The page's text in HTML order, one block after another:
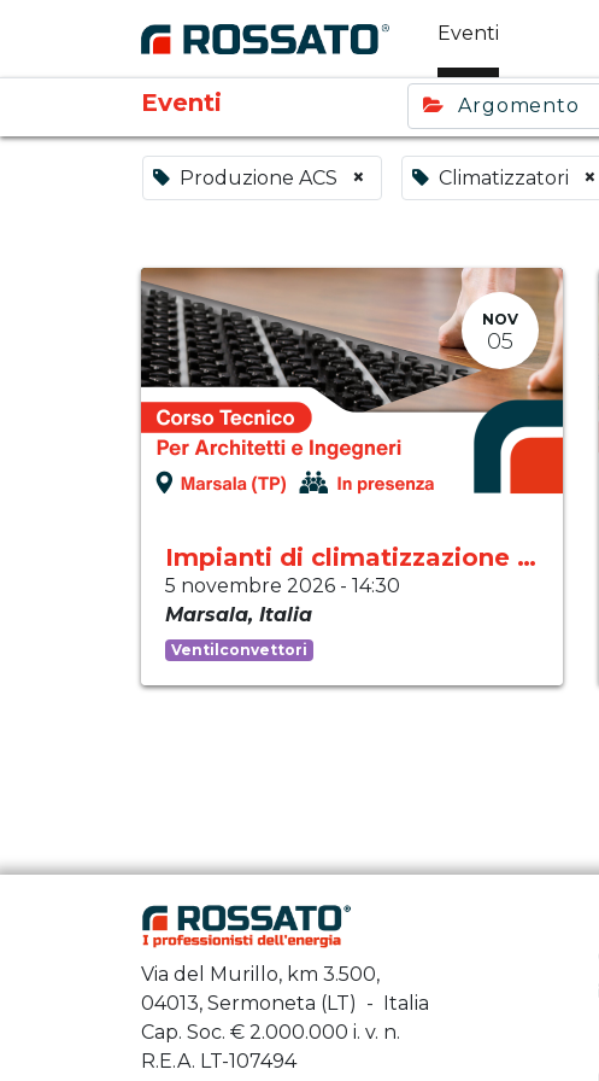
Eventi
Eventi Argomento
Produzione ACS × Climatizzatori ×
NOV
05
Impianti di climatizzazione moderni
5 novembre 2026 - 14:30
Marsala, Italia
Ventilconvettori
Via del Murillo, km 3.500,
04013, Sermoneta (LT) - Italia
Cap. Soc. € 2.000.000 i. v. n.
R.E.A. LT-107494